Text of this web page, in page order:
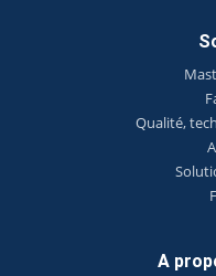
Qualité,
A